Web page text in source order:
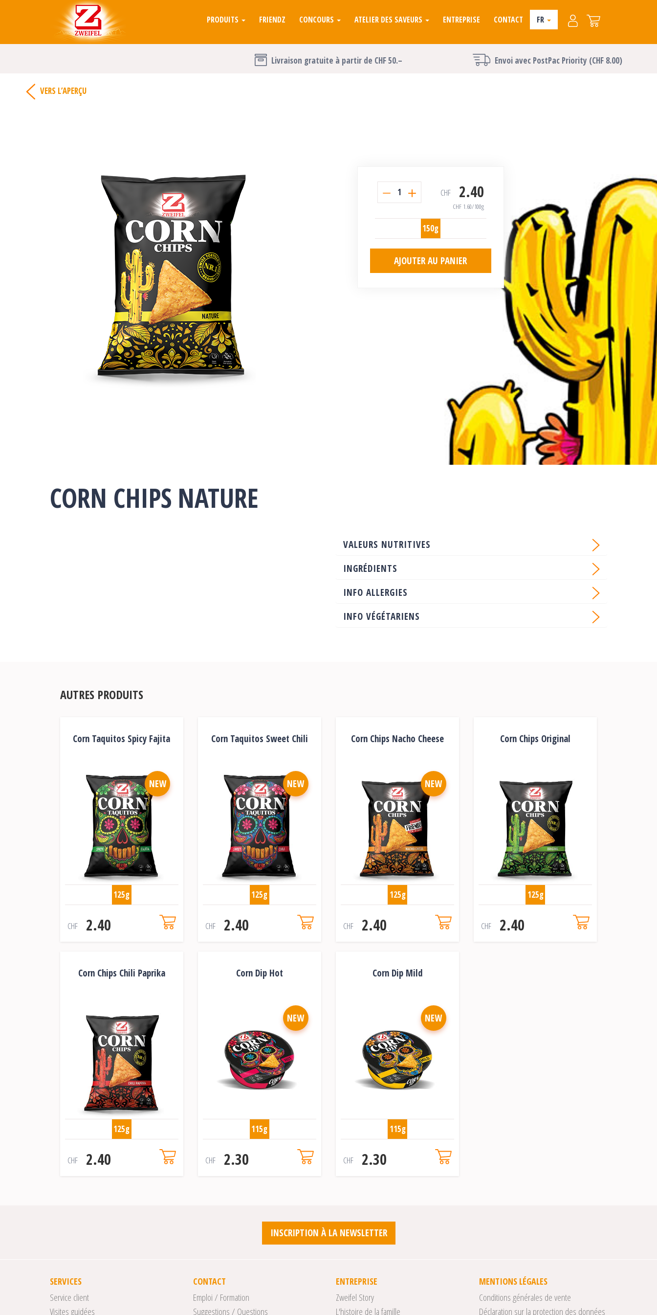
FR
PRODUITS FRIENDZ CONCOURS ATELIER DES SAVEURS ENTREPRISE CONTACT
Livraison gratuite à partir de CHF 50.– Envoi avec PostPac Priority (CHF 8.00)
VERS L’APERÇU
CORN CHIPS NATURE
1 CHF 2.40
CHF 1.60/100g
150g
AJOUTER AU PANIER
VALEURS NUTRITIVES
INGRÉDIENTS
INFO ALLERGIES
INFO VÉGÉTARIENS
AUTRES PRODUITS
Corn Taquitos Spicy Fajita
NEW
125g
CHF 2.40
Corn Taquitos Sweet Chili
NEW
125g
CHF 2.40
Corn Chips Nacho Cheese
NEW
125g
CHF 2.40
Corn Chips Original
125g
CHF 2.40
Corn Chips Chili Paprika
125g
CHF 2.40
Corn Dip Hot
NEW
115g
CHF 2.30
Corn Dip Mild
NEW
115g
CHF 2.30
INSCRIPTION À LA NEWSLETTER
SERVICES
Service client
Visites guidées
CONTACT
Emploi / Formation
Suggestions / Questions
ENTREPRISE
Zweifel Story
L'histoire de la famille
MENTIONS LÉGALES
Conditions générales de vente
Déclaration sur la protection des données